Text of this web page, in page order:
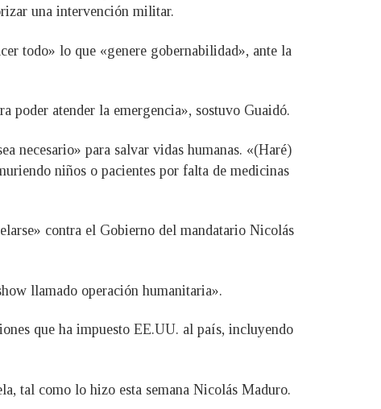
una intervención militar.
todo» lo que «genere gobernabilidad», ante la
poder atender la emergencia», sostuvo Guaidó.
necesario» para salvar vidas humanas. «(Haré)
niños o pacientes por falta de medicinas
contra el Gobierno del mandatario Nicolás
llamado operación humanitaria».
que ha impuesto EE.UU. al país, incluyendo
tal como lo hizo esta semana Nicolás Maduro.